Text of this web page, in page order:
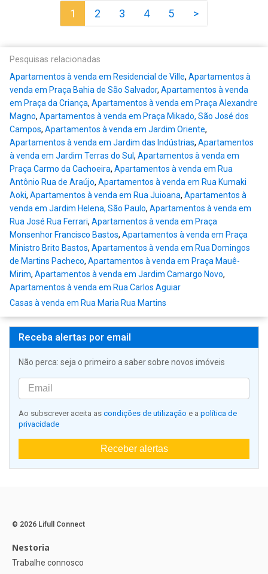
1 2 3 4 5 >
Pesquisas relacionadas
Apartamentos à venda em Residencial de Ville, Apartamentos à
venda em Praça Bahia de São Salvador, Apartamentos à venda
em Praça da Criança, Apartamentos à venda em Praça Alexandre
Magno, Apartamentos à venda em Praça Mikado, São José dos
Campos, Apartamentos à venda em Jardim Oriente,
Apartamentos à venda em Jardim das Indústrias, Apartamentos
à venda em Jardim Terras do Sul , Apartamentos à venda em
Praça Carmo da Cachoeira, Apartamentos à venda em Rua
Antônio Rua de Araújo, Apartamentos à venda em Rua Kumaki
Aoki, Apartamentos à venda em Rua Juioana, Apartamentos à
venda em Jardim Helena, São Paulo, Apartamentos à venda em
Rua José Rua Ferrari, Apartamentos à venda em Praça
Monsenhor Francisco Bastos, Apartamentos à venda em Praça
Ministro Brito Bastos, Apartamentos à venda em Rua Domingos
de Martins Pacheco, Apartamentos à venda em Praça Mauê-
Mirim, Apartamentos à venda em Jardim Camargo Novo,
Apartamentos à venda em Rua Carlos Aguiar
Casas à venda em Rua Maria Rua Martins
Receba alertas por email
Não perca: seja o primeiro a saber sobre novos imóveis
Ao subscrever aceita as condições de utilização e a política de
privacidade
Receber alertas
© 2026 Lifull Connect
Nestoria
Trabalhe connosco